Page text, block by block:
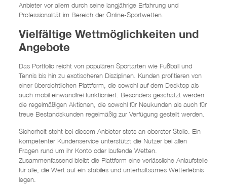
Anbieter vor allem durch seine langjährige Erfahrung und
Professionalität im Bereich der Online-Sportwetten.
Vielfältige Wettmöglichkeiten und
Angebote
Das Portfolio reicht von populären Sportarten wie Fußball und
Tennis bis hin zu exotischeren Disziplinen. Kunden profitieren von
einer übersichtlichen Plattform, die sowohl auf dem Desktop als
auch mobil einwandfrei funktioniert. Besonders geschätzt werden
die regelmäßigen Aktionen, die sowohl für Neukunden als auch für
treue Bestandskunden regelmäßig zur Verfügung gestellt werden.
Sicherheit steht bei diesem Anbieter stets an oberster Stelle. Ein
kompetenter Kundenservice unterstützt die Nutzer bei allen
Fragen rund um ihr Konto oder laufende Wetten.
Zusammenfassend bleibt die Plattform eine verlässliche Anlaufstelle
für alle, die Wert auf ein stabiles und unterhaltsames Wetterlebnis
legen.